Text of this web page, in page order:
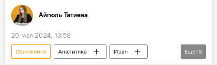
народы
Айгюль Тагиева
20 мая 2024, 13:58
Сближение Аналитика
Иран
Еще 13